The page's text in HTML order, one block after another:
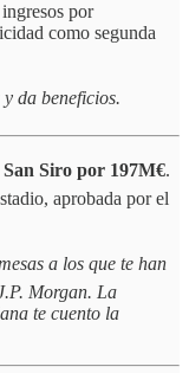
por
como segunda
da beneficios.
Siro por 197M€.
aprobada por el
a los que te han
Morgan. La
te cuento la